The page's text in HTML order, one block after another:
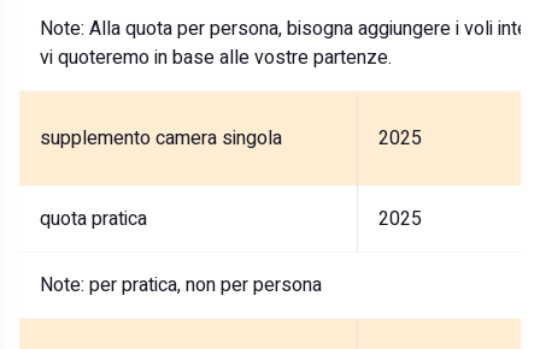
Note: Alla quota per persona, bisogna aggiungere i voli
vi quoteremo in base alle vostre partenze.
supplemento camera singola 2025
quota pratica 2025
Note: per pratica, non per persona